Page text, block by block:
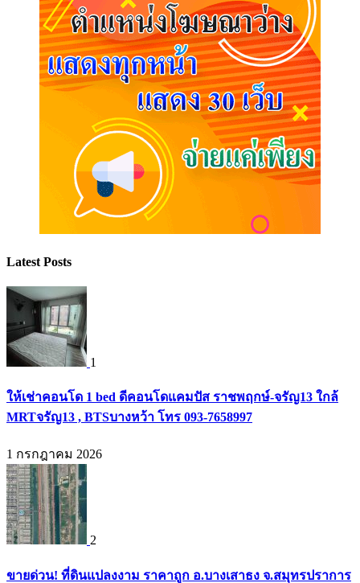
Latest Posts
1
ให้เช่าคอนโด 1 bed ดีคอนโดแคมปัส ราชพฤกษ์-จรัญ13 ใกล้
MRTจรัญ13 , BTSบางหว้า โทร 093-7658997
1 กรกฎาคม 2026
2
ขายด่วน! ที่ดินแปลงงาม ราคาถูก อ.บางเสาธง จ.สมุทรปราการ